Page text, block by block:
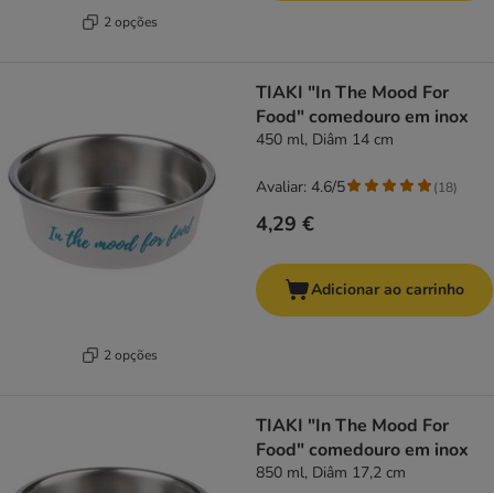
2 opções
2 opções
TIAKI "In The Mood For
Food" comedouro em inox
450 ml, Diâm 14 cm
4,29 €
Avaliar: 4.6/5 (18)
Adicionar ao carrinho
TIAKI "In The Mood For
Food" comedouro em inox
850 ml, Diâm 17,2 cm